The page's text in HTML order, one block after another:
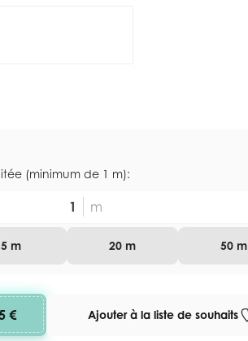
(minimum de 1 m):
m
5 m 20 m 50 m
€ Ajouter à la liste de souhaits